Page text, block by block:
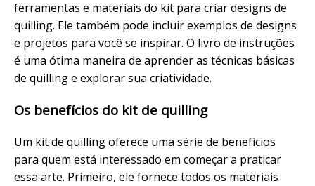
ferramentas e materiais do kit para criar designs de
quilling. Ele também pode incluir exemplos de designs
e projetos para você se inspirar. O livro de instruções
é uma ótima maneira de aprender as técnicas básicas
de quilling e explorar sua criatividade.
Os benefícios do kit de quilling
Um kit de quilling oferece uma série de benefícios
para quem está interessado em começar a praticar
essa arte. Primeiro, ele fornece todos os materiais